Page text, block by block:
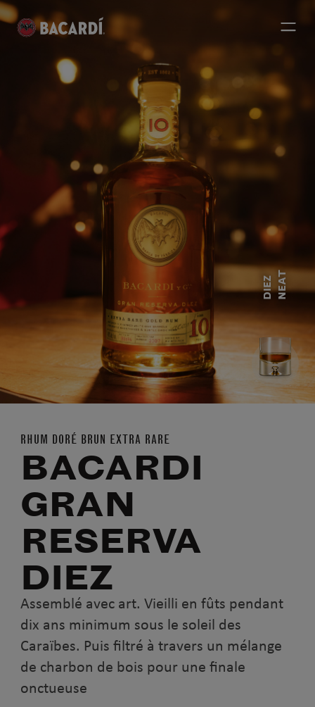
DIEZNEAT
RHUM DORÉ BRUN EXTRA RARE
BACARDI
GRAN
RESERVA
DIEZ
Assemblé avec art. Vieilli en fûts pendant
dix ans minimum sous le soleil des
Caraïbes. Puis filtré à travers un mélange
de charbon de bois pour une finale
onctueuse